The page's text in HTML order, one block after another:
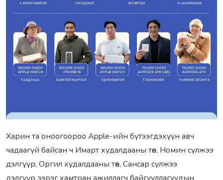
Харин та оноогоороо Apple-ийн бүтээгдэхүүн авч
чадаагүй байсан ч Имарт худалдааны төв, Номин сүлжээ
дэлгүүр, Оргил худалдааны төв, Сансар сүлжээ